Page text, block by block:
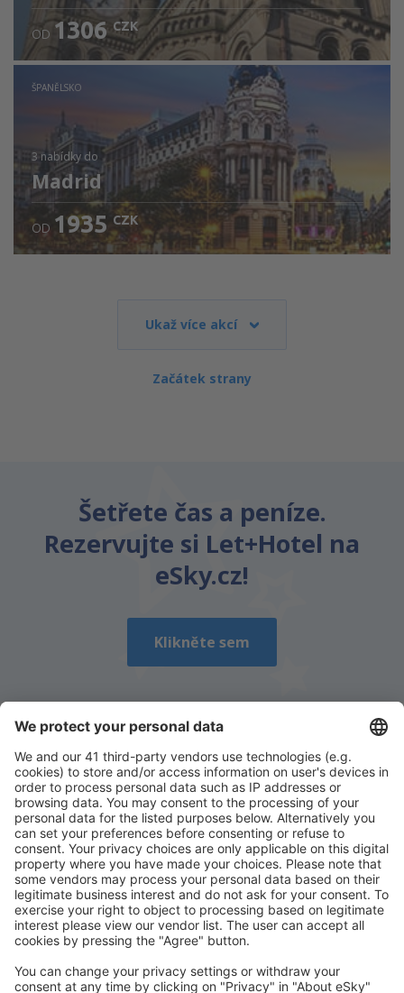
OD 1306 CZK
ŠPANĚLSKO
3 nabídky do
Madrid
OD 1935 CZK
Ukaž více akcí
Začátek strany
Šetřete čas a peníze.
Rezervujte si Let+Hotel na
eSky.cz!
Klikněte sem
Stáhněte si naši aplikacia plánujte své cesty
pohodlně